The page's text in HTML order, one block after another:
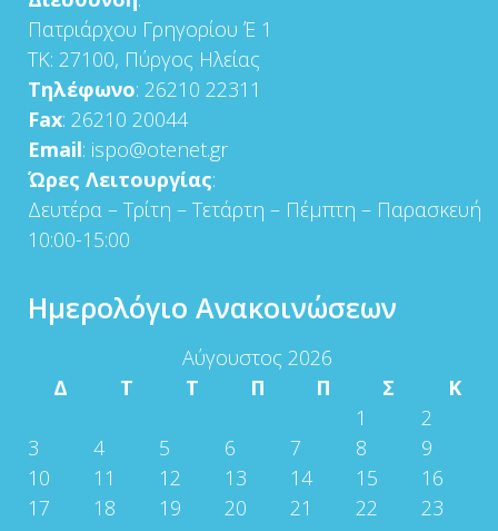
Πατριάρχου Γρηγορίου Έ 1
ΤΚ: 27100, Πύργος Ηλείας
Τηλέφωνο: 26210 22311
Fax: 26210 20044
Email: ispo@otenet.gr
Ώρες Λειτουργίας:
Δευτέρα – Τρίτη – Τετάρτη – Πέμπτη – Παρασκευή
10:00-15:00
Ημερολόγιο Ανακοινώσεων
Αύγουστος 2026
Δ
Τ Τ Π Π Σ
Κ
1
2
3
4 5 6 7 8
9
10
11 12 13 14 15
16
17
18 19 20 21 22
23